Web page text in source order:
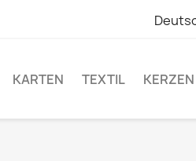
KARTEN TEXTIL KERZEN